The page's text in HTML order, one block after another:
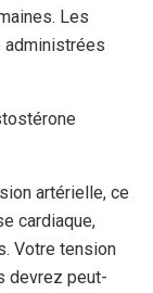
Les
administrées
artérielle, ce
cardiaque,
Votre tension
devrez peut-